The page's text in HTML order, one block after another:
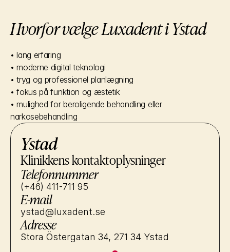
Hvorfor vælge Luxadent i Ystad
• lang erfaring
• moderne digital teknologi
• tryg og professionel planlægning
• fokus på funktion og æstetik
• mulighed for beroligende behandling eller
narkosebehandling
Ystad
Klinikkens kontaktoplysninger
Telefonnummer
(+46) 411-711 95
E-mail
ystad@luxadent.se
Adresse
Stora Östergatan 34, 271 34 Ystad